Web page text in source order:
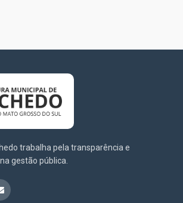
trabalha pela transparência e
gestão pública.